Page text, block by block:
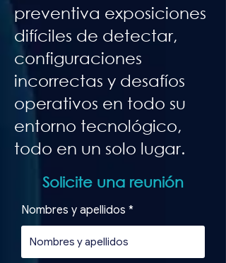
preventiva exposiciones
difíciles de detectar,
configuraciones
incorrectas y desafíos
operativos en todo su
entorno tecnológico,
todo en un solo lugar.
Solicite una reunión
Nombres y apellidos